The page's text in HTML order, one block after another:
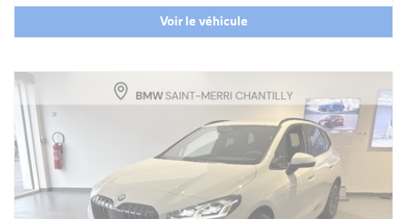
Voir le véhicule